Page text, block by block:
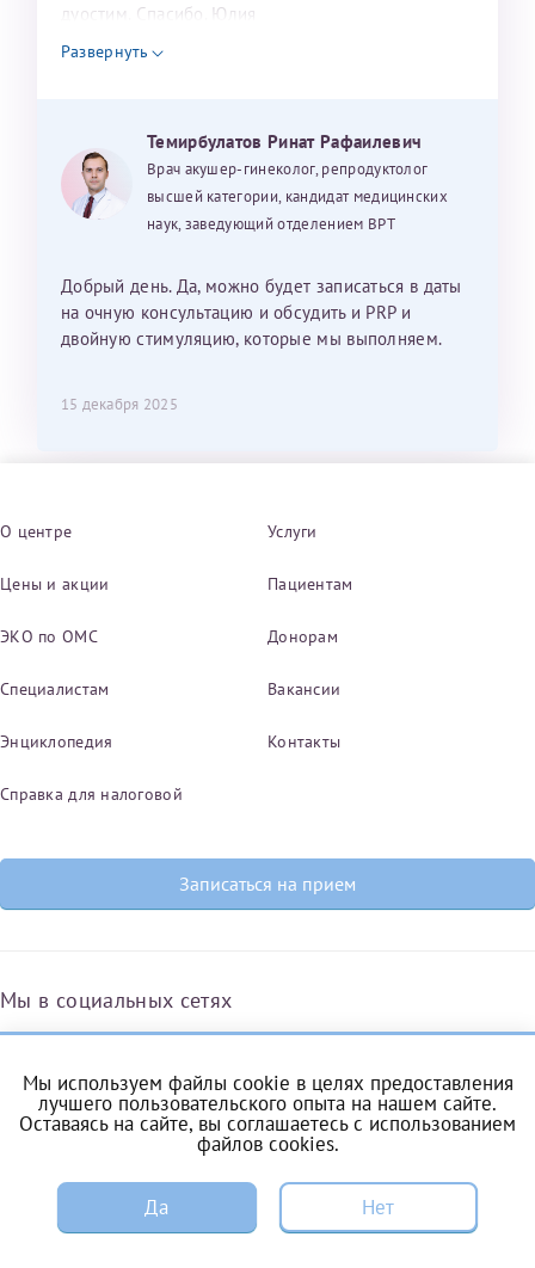
дуостим. Спасибо. Юлия
Развернуть
Темирбулатов Ринат Рафаилевич
Врач акушер-гинеколог, репродуктолог
высшей категории, кандидат медицинских
наук, заведующий отделением ВРТ
Добрый день. Да, можно будет записаться в даты
на очную консультацию и обсудить и PRP и
двойную стимуляцию, которые мы выполняем.
15 декабря 2025
О центре Услуги
Цены и акции Пациентам
ЭКО по ОМС Донорам
Специалистам Вакансии
Энциклопедия Контакты
Справка для налоговой
Записаться на прием
Мы в социальных сетях
Вконтакте ОдноклассникиЯндекс.Дзен Telegram Max
Комендантский проспект, 53/1A
Мы используем файлы cookie в целях предоставления
лучшего пользовательского опыта на нашем сайте.
Оставаясь на сайте, вы соглашаетесь с использованием
файлов cookies.
Да Нет
ЗАПИСЬ